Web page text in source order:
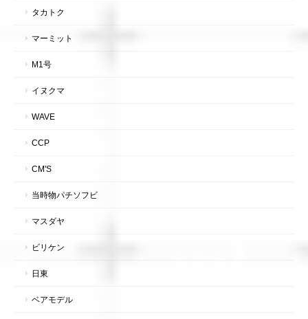
タカトク
マーミット
M1号
イヌクマ
WAVE
CCP
CM'S
当時物パチソフビ
マスダヤ
ビリケン
日東
ベアモデル